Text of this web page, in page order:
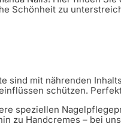
Schönheit zu
sind mit nährenden
schützen.
speziellen
zu Handcremes – bei